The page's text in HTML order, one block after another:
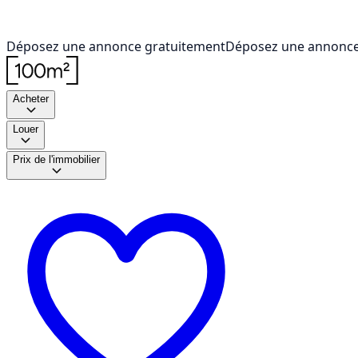
Déposez une annonce gratuitementDéposez une
Acheter
Louer
Prix de l'immobilier